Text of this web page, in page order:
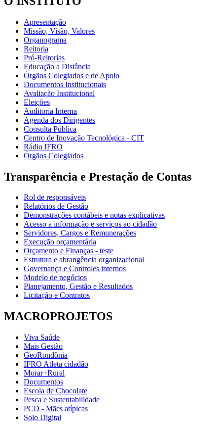
Apresentação
Missão, Visão, Valores
Organograma
Reitoria
Pró-Reitorias
Educação a Distância
Órgãos Colegiados e de Apoio
Documentos Institucionais
Avaliação Institucional
Eleições
Auditoria Interna
Agenda dos Dirigentes
Consulta Pública
Centro de Inovação Tecnológica - CIT
Rádio IFRO
Órgãos Colegiados
Transparência e Prestação de Contas
Rol de responsáveis
Relatórios de Gestão
Demonstrações contábeis e notas explicativas
Acesso a informação e serviços ao cidadão
Servidores, Cargos e Remunerações
Execução orçamentária
Orçamento e Finanças - teste
Estrutura e abrangência organizacional
Governança e Controles internos
Modelo de negócios
Planejamento, Gestão e Resultados
Licitação e Contratos
MACROPROJETOS
Viva Saúde
Mais Gestão
GeoRondônia
IFRO Atleta cidadão
Morar+Rural
Documentos
Escola de Chocolate
Pesca e Sustentabilidade
PCD - Mães atípicas
Solo Digital